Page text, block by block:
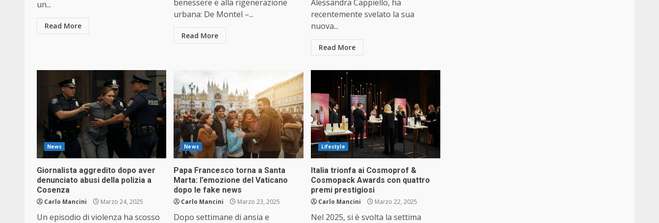
un...
Read More
benessere e alla rigenerazione
urbana: De Montel –...
Read More
Alessandra Cappiello, ha
recentemente svelato la sua
nuova...
Read More
News
Giornalista aggredito dopo aver
denunciato abusi della polizia a
Cosenza
Carlo Mancini Marzo 24, 2025
Un episodio di violenza ha scosso
News
Papa Francesco torna a Santa
Marta: l’emozione del Vaticano
dopo le fake news
Carlo Mancini Marzo 23, 2025
Dopo settimane di ansia e
Lifestyle
Italia trionfa ai Cosmoprof &
Cosmopack Awards con quattro
premi prestigiosi
Carlo Mancini Marzo 22, 2025
Nel 2025, si è svolta la settima